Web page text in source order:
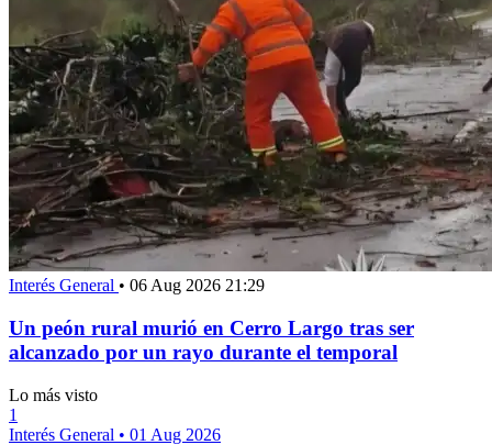
Interés General • 06 Aug 2026 21:29
Un peón rural murió en Cerro Largo tras ser
alcanzado por un rayo durante el temporal
Lo más visto
1
Interés General • 01 Aug 2026